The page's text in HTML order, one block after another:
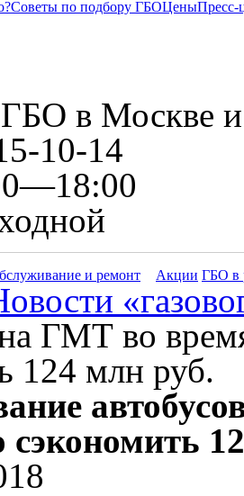
Советы по подбору ГБОЦеныПресс-
ГБО в Москве
10-14
и ремонт Акции ГБО в
на ГМТ во
124 млн руб.
сэкономить